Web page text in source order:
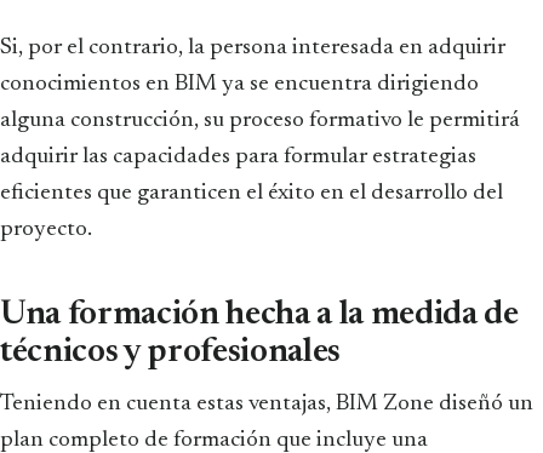
Si, por el contrario, la persona interesada en adquirir
conocimientos en BIM ya se encuentra dirigiendo
alguna construcción, su proceso formativo le permitirá
adquirir las capacidades para formular estrategias
eficientes que garanticen el éxito en el desarrollo del
proyecto.
Una formación hecha a la medida de
técnicos y profesionales
Teniendo en cuenta estas ventajas, BIM Zone diseñó un
plan completo de formación que incluye una